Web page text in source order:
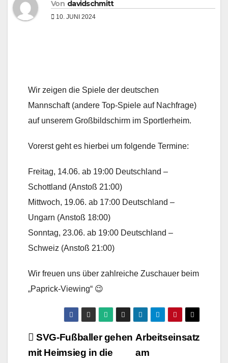
Von davidschmitt
10. JUNI 2024
Wir zeigen die Spiele der deutschen
Mannschaft (andere Top-Spiele auf Nachfrage)
auf unserem Großbildschirm im Sportlerheim.
Vorerst geht es hierbei um folgende Termine:
Freitag, 14.06. ab 19:00 Deutschland –
Schottland (Anstoß 21:00)
Mittwoch, 19.06. ab 17:00 Deutschland –
Ungarn (Anstoß 18:00)
Sonntag, 23.06. ab 19:00 Deutschland –
Schweiz (Anstoß 21:00)
Wir freuen uns über zahlreiche Zuschauer beim
„Paprick-Viewing“ 😉
Beitragsnavigation
Arbeitseinsatz
am
SVG-Fußballer gehen
mit Heimsieg in die